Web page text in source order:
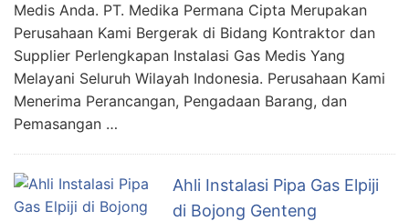
Medis Anda. PT. Medika Permana Cipta Merupakan
Perusahaan Kami Bergerak di Bidang Kontraktor dan
Supplier Perlengkapan Instalasi Gas Medis Yang
Melayani Seluruh Wilayah Indonesia. Perusahaan Kami
Menerima Perancangan, Pengadaan Barang, dan
Pemasangan …
Ahli Instalasi Pipa Gas Elpiji
di Bojong Genteng